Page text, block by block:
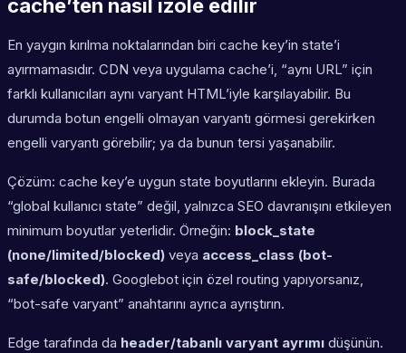
cache’ten nasıl izole edilir
En yaygın kırılma noktalarından biri cache key’in state’i
ayırmamasıdır. CDN veya uygulama cache’i, “aynı URL” için
farklı kullanıcıları aynı varyant HTML’iyle karşılayabilir. Bu
durumda botun engelli olmayan varyantı görmesi gerekirken
engelli varyantı görebilir; ya da bunun tersi yaşanabilir.
Çözüm: cache key’e uygun state boyutlarını ekleyin. Burada
“global kullanıcı state” değil, yalnızca SEO davranışını etkileyen
minimum boyutlar yeterlidir. Örneğin: block_state
(none/limited/blocked) veya access_class (bot-
safe/blocked). Googlebot için özel routing yapıyorsanız,
“bot-safe varyant” anahtarını ayrıca ayrıştırın.
Edge tarafında da header/tabanlı varyant ayrımı düşünün.